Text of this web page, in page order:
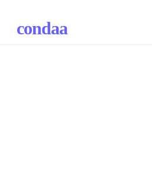
condaa